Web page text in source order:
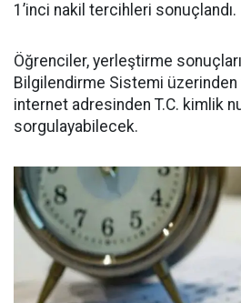
1’inci nakil tercihleri sonuçlandı.
Öğrenciler, yerleştirme
Bilgilendirme Sistemi üzerinden
internet adresinden T.C. kimlik
sorgulayabilecek.